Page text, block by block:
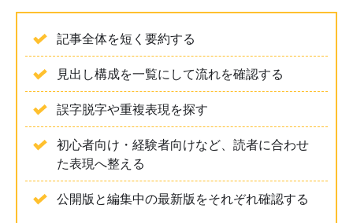
記事全体を短く要約する
見出し構成を一覧にして流れを確認する
誤字脱字や重複表現を探す
初心者向け・経験者向けなど、読者に合わせ
た表現へ整える
公開版と編集中の最新版をそれぞれ確認する